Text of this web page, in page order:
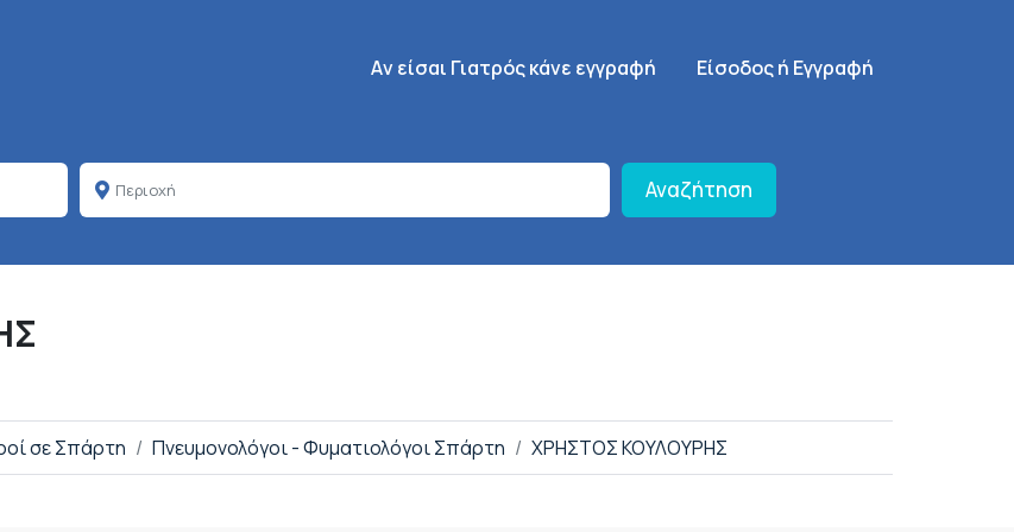
Κεντρική πλοήγηση
Aν είσαι Γιατρός κάνε εγγραφή SignUp Menu
Είσοδος ή Εγγραφή
Αναζήτηση
σε Σπάρτη Πνευμονολόγοι - Φυματιολόγοι Σπάρτη ΧΡΗΣΤΟΣ ΚΟΥΛΟΥΡΗΣ